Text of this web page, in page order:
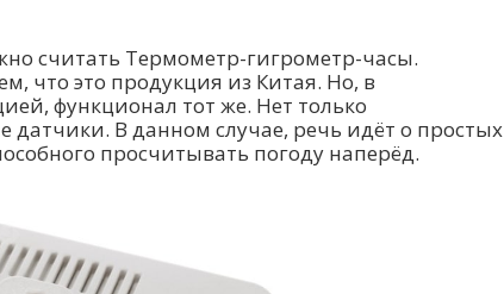
считать Термометр-гигрометр-часы.
что это продукция из Китая. Но, в
функционал тот же. Нет только
В данном случае, речь идёт о простых
просчитывать погоду наперёд.